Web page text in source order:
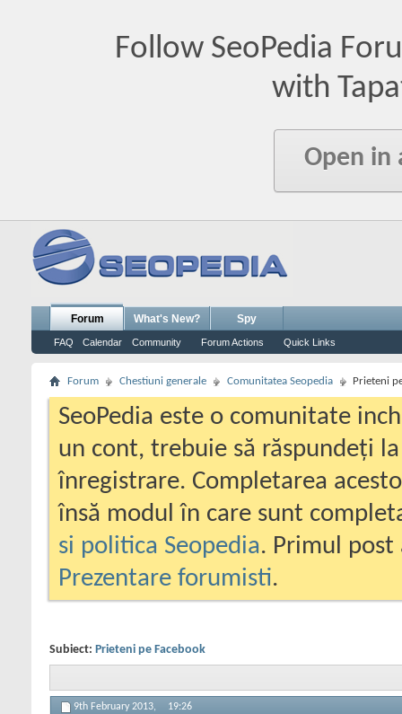
Follow SeoPedia
with
Open in
Forum
FAQ Calendar Community Forum Actions Quick Links
What's New? Spy
Forum Chestiuni generale Comunitatea Seopedia Prieteni
SeoPedia este o comunitate
un cont, trebuie să răspundeți
înregistrare. Completarea
însă modul în care sunt
si politica Seopedia. Primul
Prezentare forumisti.
Subiect: Prieteni pe Facebook
9th February 2013, 19:26